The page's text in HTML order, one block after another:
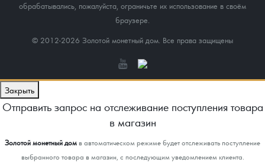
обрабатывались, пожалуйста, ограничьте их использование в своём
браузере.
© 2012-2026 Золотой монетный дом. Все права защищены
Закрыть
Отправить запрос на отслеживание поступления товара
в магазин
Золотой монетный домв автоматическом режиме будет отслеживать поступление
выбранного товара в магазин, с последующим уведомлением клиента.